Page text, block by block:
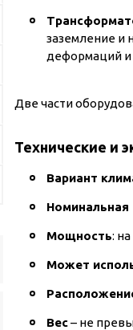
заземление и
деформаций и
Две части
Технические и
Вариант
Номинальная
Мощность:
Может
Вес– не